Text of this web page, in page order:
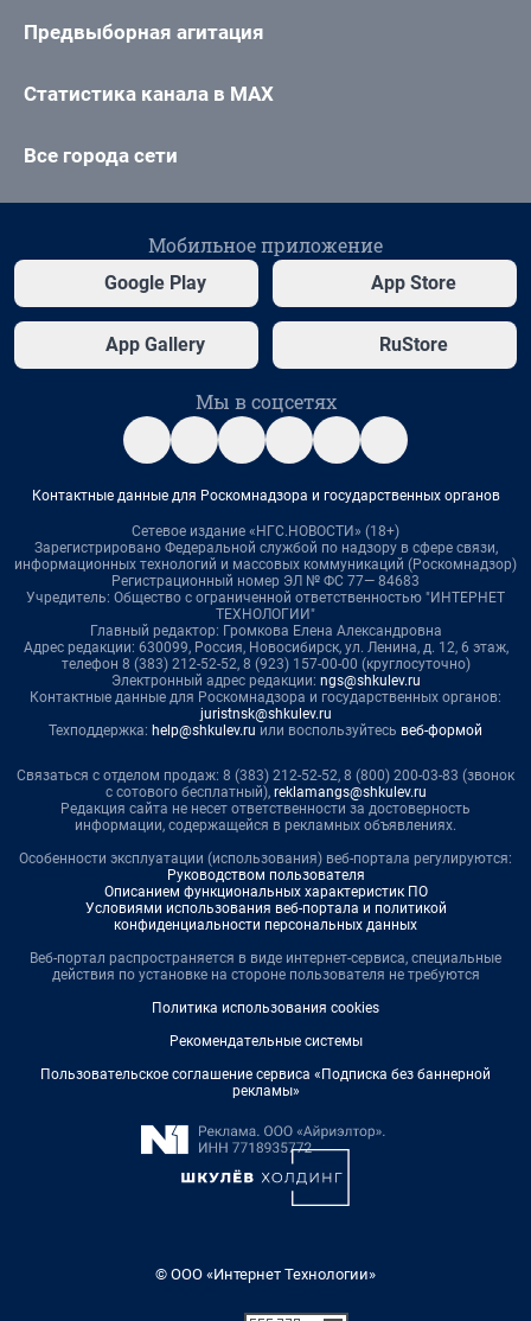
Предвыборная агитация
Статистика канала в MAX
Все города сети
Мобильное приложение
Google Play App Store
App Gallery RuStore
Мы в соцсетях
Контактные данные для Роскомнадзора и государственных органов
Сетевое издание «НГС.НОВОСТИ» (18+)
Зарегистрировано Федеральной службой по надзору в сфере связи,
информационных технологий и массовых коммуникаций (Роскомнадзор)
Регистрационный номер ЭЛ № ФС 77— 84683
Учредитель: Общество с ограниченной ответственностью "ИНТЕРНЕТ
ТЕХНОЛОГИИ"
Главный редактор: Громкова Елена Александровна
Адрес редакции: 630099, Россия, Новосибирск, ул. Ленина, д. 12, 6 этаж,
телефон 8 (383) 212-52-52, 8 (923) 157-00-00 (круглосуточно)
Электронный адрес редакции: ngs@shkulev.ru
Контактные данные для Роскомнадзора и государственных органов:
juristnsk@shkulev.ru
Техподдержка: help@shkulev.ru или воспользуйтесь веб-формой
Связаться с отделом продаж: 8 (383) 212-52-52, 8 (800) 200-03-83 (звонок
с сотового бесплатный), reklamangs@shkulev.ru
Редакция сайта не несет ответственности за достоверность
информации, содержащейся в рекламных объявлениях.
Особенности эксплуатации (использования) веб-портала регулируются:
Руководством пользователя
Описанием функциональных характеристик ПО
Условиями использования веб-портала и политикой
конфиденциальности персональных данных
Веб-портал распространяется в виде интернет-сервиса, специальные
действия по установке на стороне пользователя не требуются
Политика использования cookies
Рекомендательные системы
Пользовательское соглашение сервиса «Подписка без баннерной
рекламы»
© ООО «Интернет Технологии»